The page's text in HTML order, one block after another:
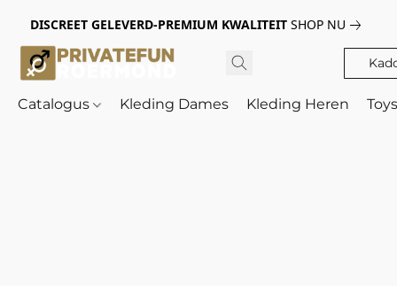
DISCREET GELEVERD-PREMIUM KWALITEIT SHOP NU
Catalogus Kleding Dames Kleding Heren